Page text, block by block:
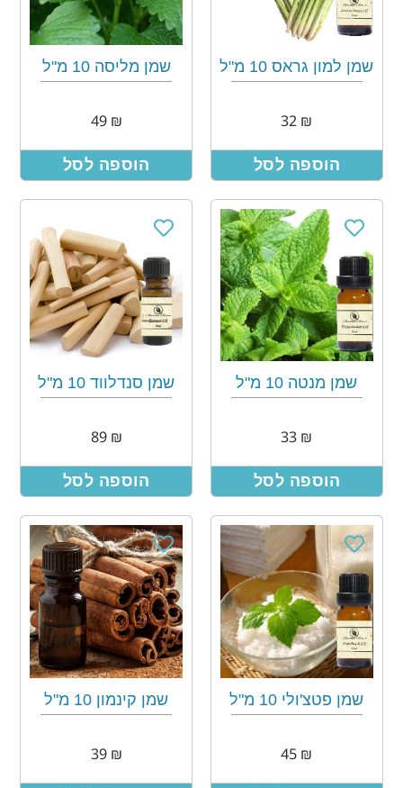
שמן למון גראס 10 מ"ל
₪
הוספה לסל
שמן מליסה 10 מ"ל
₪
49
הוספה לסל
שמן מנטה 10 מ"ל
₪
הוספה לסל
שמן סנדלווד 10 מ"ל
₪
89
הוספה לסל
שמן פטצ'ולי 10 מ"ל
₪
שמן קינמון 10 מ"ל
₪
39